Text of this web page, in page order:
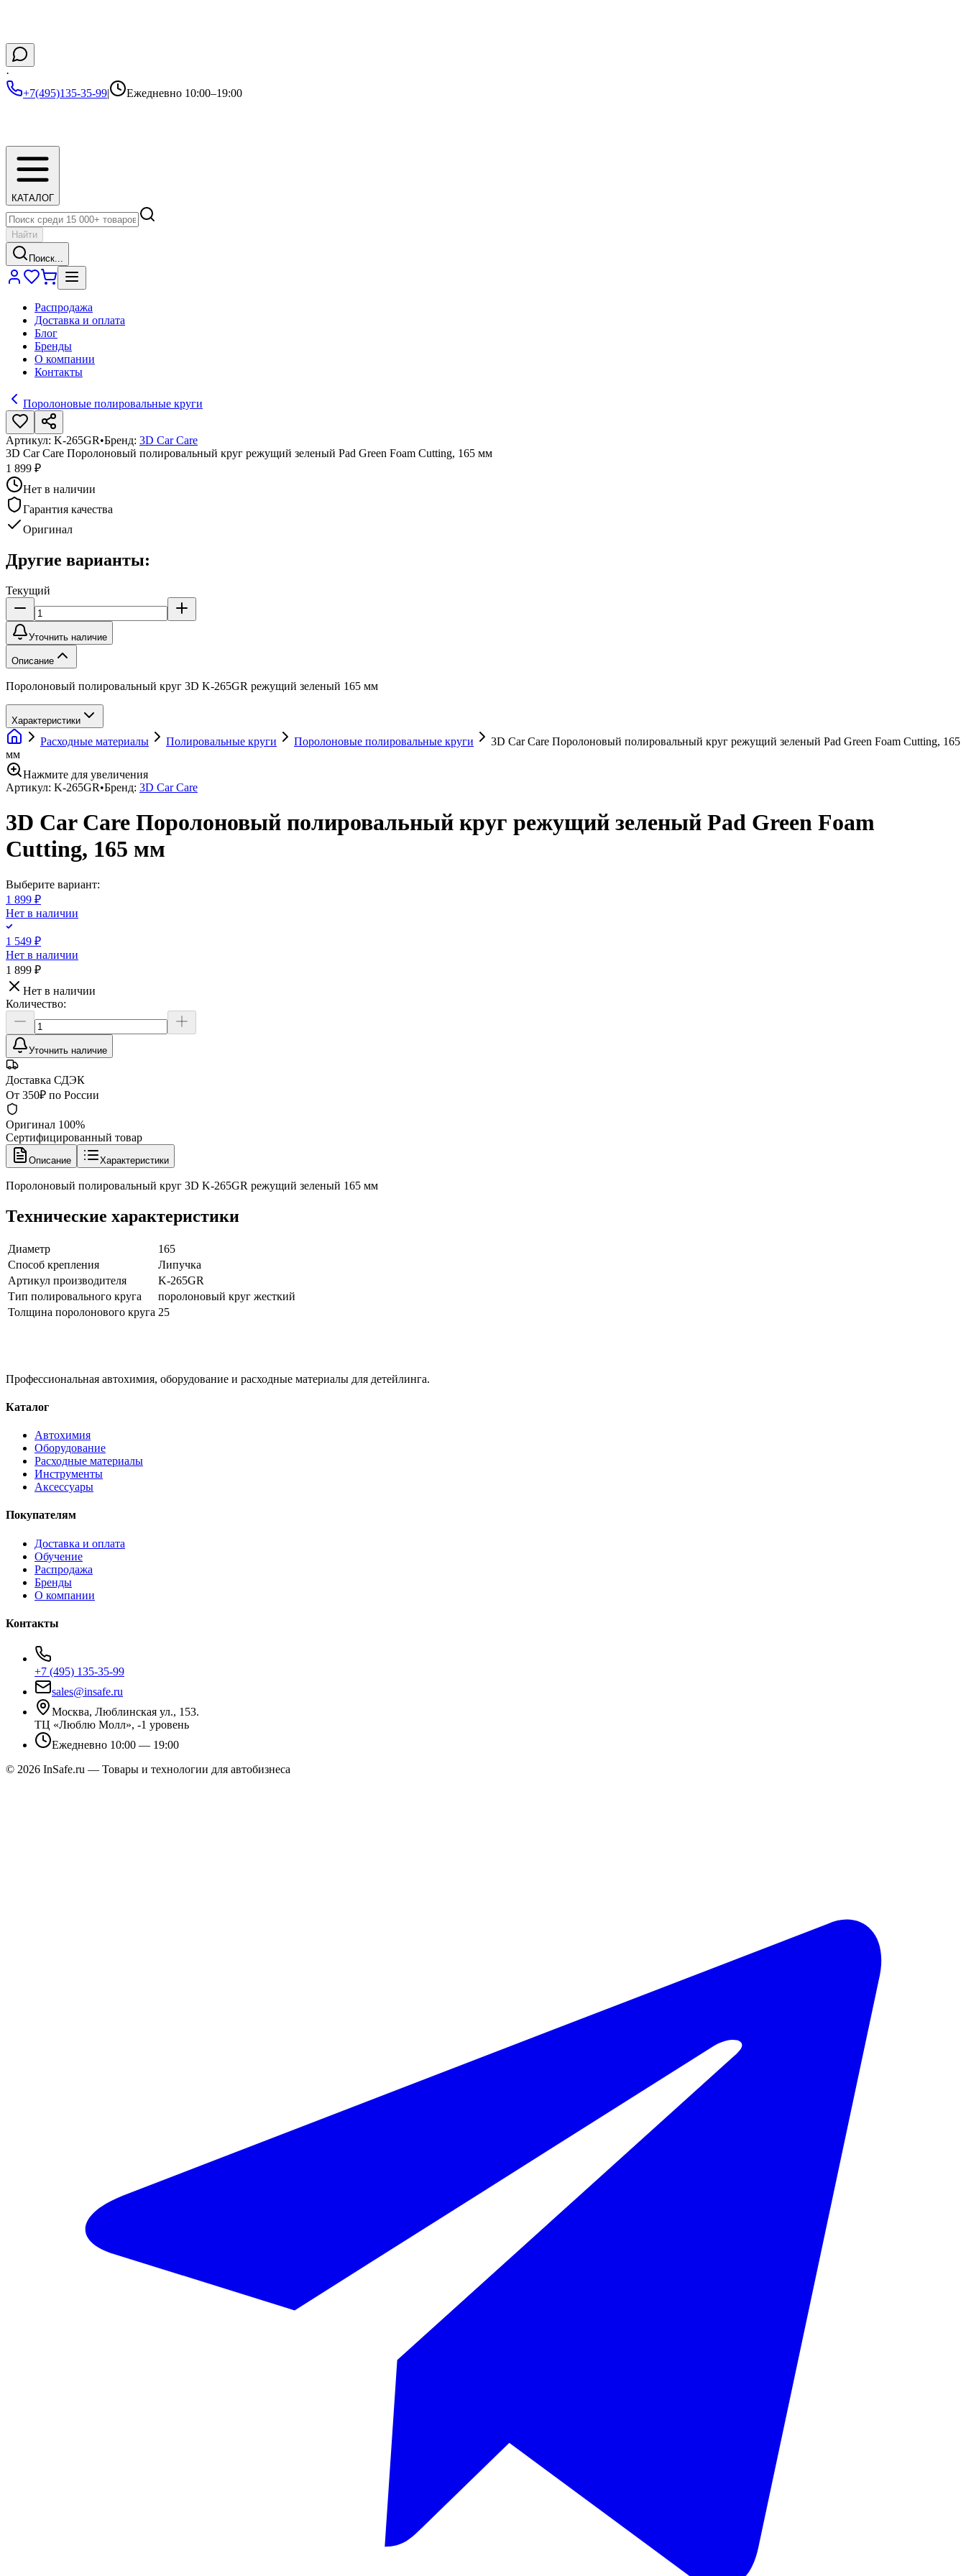
·
+7(495)135-35-99| Ежедневно 10:00–19:00
КАТАЛОГ
Найти
Поиск...
Распродажа
Доставка и оплата
Блог
Бренды
О компании
Контакты
Поролоновые полировальные круги
Артикул: K-265GR•Бренд: 3D Car Care
3D Car Care Поролоновый полировальный круг режущий зеленый Pad Green Foam Cutting, 165 мм
1 899 ₽
Нет в наличии
Гарантия качества
Оригинал
Другие варианты:
Текущий
Уточнить наличие
Описание
Поролоновый полировальный круг 3D K-265GR режущий зеленый 165 мм
Характеристики
Расходные материалы Полировальные круги Поролоновые полировальные круги
3D Car Care Поролоновый полировальный круг режущий зеленый Pad Green Foam Cutting, 165
мм
Нажмите для увеличения
Артикул: K-265GR•Бренд: 3D Car Care
3D Car Care Поролоновый полировальный круг режущий зеленый Pad Green Foam
Cutting, 165 мм
Выберите вариант:
1 899 ₽
Нет в наличии
1 549 ₽
Нет в наличии
1 899 ₽
Нет в наличии
Количество:
Уточнить наличие
Доставка СДЭК
От 350₽ по России
Оригинал 100%
Сертифицированный товар
Описание Характеристики
Поролоновый полировальный круг 3D K-265GR режущий зеленый 165 мм
Технические характеристики
Диаметр
165
Способ крепления
Липучка
Артикул производителя
K-265GR
Тип полировального круга
поролоновый круг жесткий
Толщина поролонового круга 25
Профессиональная автохимия, оборудование и расходные материалы для детейлинга.
Каталог
Автохимия
Оборудование
Расходные материалы
Инструменты
Аксессуары
Покупателям
Доставка и оплата
Обучение
Распродажа
Бренды
О компании
Контакты
+7 (495) 135-35-99
sales@insafe.ru
Москва, Люблинская ул., 153.
ТЦ «Люблю Молл», -1 уровень
Ежедневно 10:00 — 19:00
© 2026 InSafe.ru — Товары и технологии для автобизнеса